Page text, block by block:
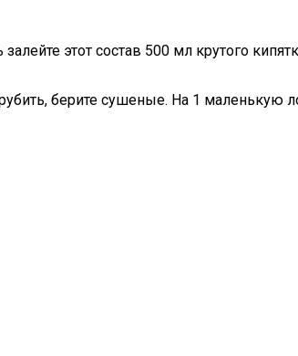
этот состав 500 мл крутого
берите сушеные. На 1 маленькую